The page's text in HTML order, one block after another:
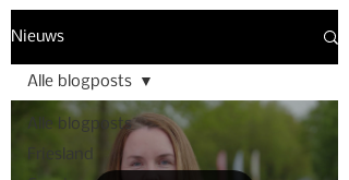
Nieuws
Alle blogposts
Friesland
Alle blogposts